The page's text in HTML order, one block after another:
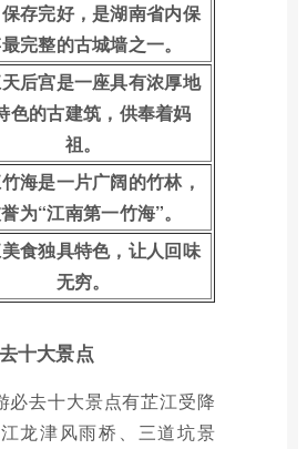
存完好，是湖南省内保
完整的古城墙之一。
后宫是一座具有浓厚地
色的古建筑，供奉着妈
祖。
海是一片广阔的竹林，
为“江南第一竹海”。
食独具特色，让人回味
无穷。
十大景点
必去十大景点有芷江受降
龙津风雨桥、三道坑景